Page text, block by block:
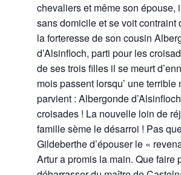
chevaliers et même son épouse,
sans domicile et se voit contraint
la forteresse de son cousin
d’Alsinfloch, parti pour les
de ses trois filles il se meurt
mois passent lorsqu’ une
parvient : Albergonde
croisades ! La nouvelle loin de
famille sème le désarroi ! Pas
Gildeberthe d’épouser le «
Artur a promis la main. Que faire